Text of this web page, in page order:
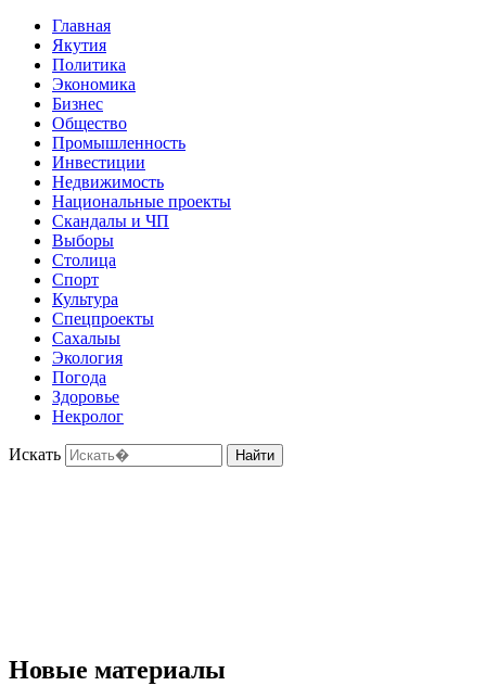
Главная
Якутия
Политика
Экономика
Бизнес
Общество
Промышленность
Инвестиции
Недвижимость
Национальные проекты
Скандалы и ЧП
Выборы
Столица
Спорт
Культура
Спецпроекты
Сахалыы
Экология
Погода
Здоровье
Некролог
Искать Найти
Новые материалы